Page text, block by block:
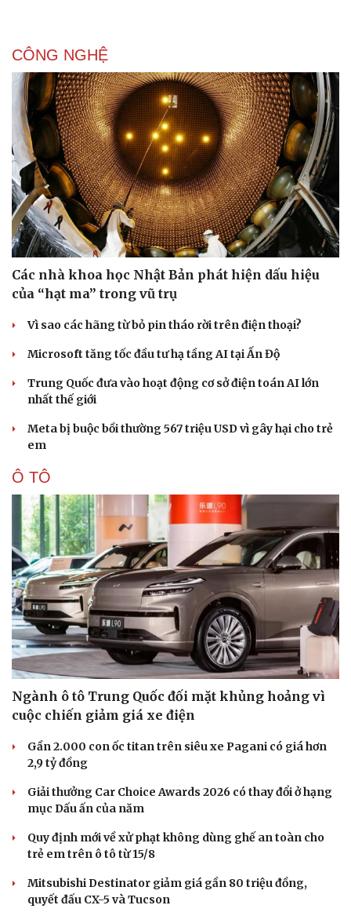
Sức khỏe
Dinh dưỡng - món ngon
Cây thuốc
Sản phụ khoa
Nhi khoa
Nam khoa
Làm đẹp - giảm cân
Phòng mạch online
Ăn sạch sống khỏe
Đời sống
Nhà đẹp
Blog
Tình yêu - Gia đình
CÔNG NGHỆ
Các nhà khoa học Nhật Bản phát hiện dấu hiệu
của “hạt ma” trong vũ trụ
Vì sao các hãng từ bỏ pin tháo rời trên điện thoại?
Microsoft tăng tốc đầu tư hạ tầng AI tại Ấn Độ
Trung Quốc đưa vào hoạt động cơ sở điện toán AI lớn
nhất thế giới
Meta bị buộc bồi thường 567 triệu USD vì gây hại cho trẻ
em
Ô TÔ
Ngành ô tô Trung Quốc đối mặt khủng hoảng vì
cuộc chiến giảm giá xe điện
Gần 2.000 con ốc titan trên siêu xe Pagani có giá hơn
2,9 tỷ đồng
Giải thưởng Car Choice Awards 2026 có thay đổi ở hạng
mục Dấu ấn của năm
Quy định mới về xử phạt không dùng ghế an toàn cho
trẻ em trên ô tô từ 15/8
Mitsubishi Destinator giảm giá gần 80 triệu đồng,
quyết đấu CX-5 và Tucson